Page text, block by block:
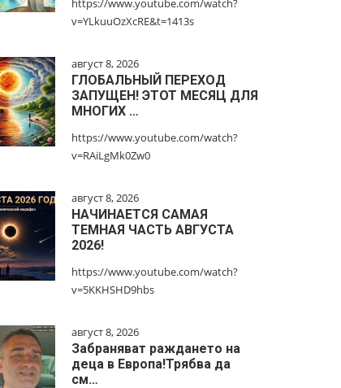
https://www.youtube.com/watch?
v=YLkuuOzXcRE&t=1413s
август 8, 2026
ГЛОБАЛЬНЫЙ ПЕРЕХОД
ЗАПУЩЕН! ЭТОТ МЕСЯЦ ДЛЯ
МНОГИХ …
https://www.youtube.com/watch?
v=RAiLgMk0Zw0
август 8, 2026
НАЧИНАЕТСЯ САМАЯ
ТЕМНАЯ ЧАСТЬ АВГУСТА
2026!
https://www.youtube.com/watch?
v=5KKHSHD9hbs
август 8, 2026
Забраняват раждането на
деца в Европа!Трябва да
см…